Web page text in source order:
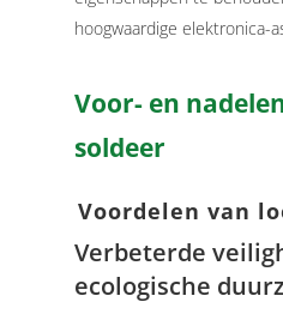
hoogwaardige elektronica-
Voor- en
soldeer
Voordelen van
Verbeterde
ecologische